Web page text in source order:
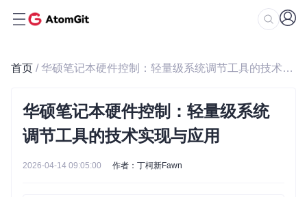
首页 / 华硕笔记本硬件控制：轻量级系统调节工具的技术实现与应用
华硕笔记本硬件控制：轻量级系统
调节工具的技术实现与应用
2026-04-14 09:05:00 作者：丁柯新Fawn